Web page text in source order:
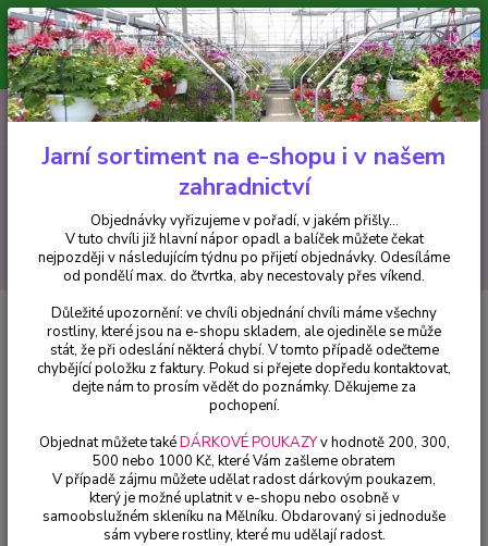
Minimální hodnota pro odeslání z e-shopu je 300 Kč.
V tuto chvíli již hlavní nápor objednávek opadl a balíček můžete čekat
nejpozději v následujícím týdnu po přijetí objednávky. Objednávky
vyřizujeme v pořadí, v jakém přišly...
CZK
Hledat
+420 602 223 614 0ks
za0 Kč
Fuchsie
Fuchsie La grande Jollies Trailing Limousin - cena na
prodejně
Fuchsie La grande Jollies Trailing
Limousin - cena na prodejně
Jarní sortiment na e-shopu i v našem
zahradnictví
Objednávky vyřizujeme v pořadí, v jakém přišly...
V tuto chvíli již hlavní nápor opadl a balíček můžete čekat
nejpozději v následujícím týdnu po přijetí objednávky. Odesíláme
od pondělí max. do čtvrtka, aby necestovaly přes víkend.
Důležité upozornění: ve chvíli objednání chvíli máme všechny
rostliny, které jsou na e-shopu skladem, ale ojediněle se může
stát, že při odeslání některá chybí. V tomto případě odečteme
chybějící položku z faktury. Pokud si přejete dopředu kontaktovat,
dejte nám to prosím vědět do poznámky. Děkujeme za
pochopení.
Objednat můžete takéDÁRKOVÉ POUKAZYv hodnotě 200, 300,
500 nebo 1000 Kč, které Vám zašleme obratem
V případě zájmu můžete udělat radost dárkovým poukazem,
který je možné uplatnit v e-shopu nebo osobně v
samoobslužném skleníku na Mělníku. Obdarovaný si jednoduše
sám vybere rostliny, které mu udělají radost.